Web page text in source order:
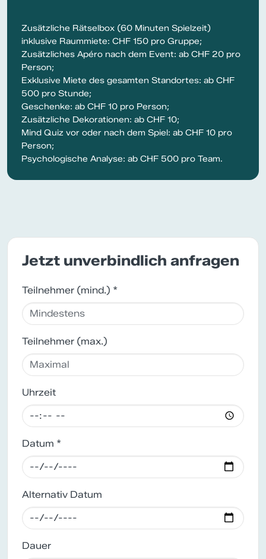
Zusätzliche Rätselbox (60 Minuten Spielzeit)
inklusive Raummiete: CHF 150 pro Gruppe;
Zusätzliches Apéro nach dem Event: ab CHF 20 pro
Person;
Exklusive Miete des gesamten Standortes: ab CHF
500 pro Stunde;
Geschenke: ab CHF 10 pro Person;
Zusätzliche Dekorationen: ab CHF 10;
Mind Quiz vor oder nach dem Spiel: ab CHF 10 pro
Person;
Psychologische Analyse: ab CHF 500 pro Team.
Jetzt unverbindlich anfragen
Teilnehmer (mind.) *
Teilnehmer (max.)
Uhrzeit
Datum *
Alternativ Datum
Dauer